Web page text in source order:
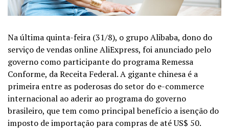
Na última quinta-feira (31/8), o grupo Alibaba, dono do
serviço de vendas online AliExpress, foi anunciado pelo
governo como participante do programa Remessa
Conforme, daReceita Federal. A gigante chinesa é a
primeira entre as poderosas do setor do e-commerce
internacional ao aderir ao programa do governo
brasileiro, que tem como principal benefício a isenção do
imposto de importação para compras de até US$ 50.